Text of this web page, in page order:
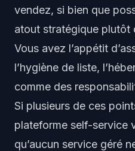
vendez, si bien que
atout stratégique plutôt
Vous avez l’appétit
l’hygiène de liste,
comme des
Si plusieurs de ces
plateforme self-service
qu’aucun service géré